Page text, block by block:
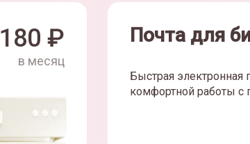
180 ₽
в месяц
Почта для
Быстрая электронная
комфортной работы с